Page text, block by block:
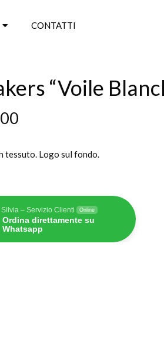
CONTATTI
“Voile
tessuto. Logo sul fondo.
Silvia – Servizio Clienti Online
Ordina direttamente su
Whatsapp